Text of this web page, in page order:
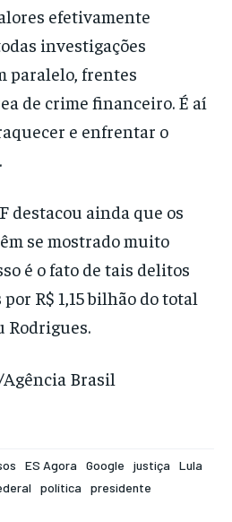
efetivamente
investigações
paralelo, frentes
de crime financeiro. É aí
e enfrentar o
destacou ainda que os
se mostrado muito
é o fato de tais delitos
R$ 1,15 bilhão do total
Rodrigues.
Brasil
ES Agora Google justiça
Lula
política
presidente